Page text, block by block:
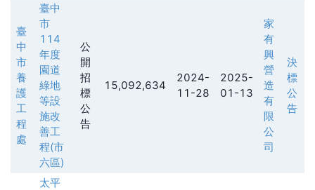
臺
中
市
養
護
工
程
處
臺中
市
114
年度
園道
綠地
等設
施改
善工
程(市
六區)
公
開
招
標
公
告
15,092,634
2024-
11-28
2025-
01-13
家
有
興
營
造
有
限
公
司
決
標
公
告
太平